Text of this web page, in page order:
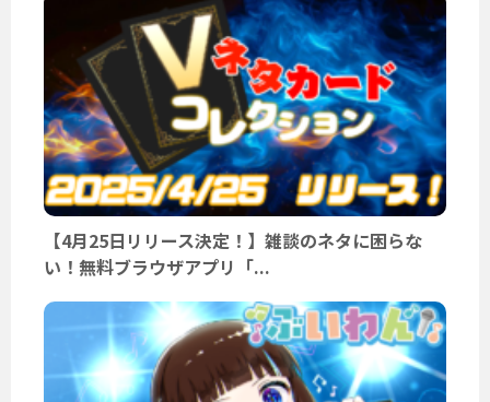
【4月25日リリース決定！】雑談のネタに困らな
い！無料ブラウザアプリ「...